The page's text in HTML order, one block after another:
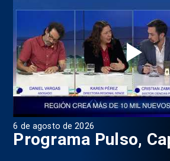
6 de agosto de 2026
Programa Pulso,